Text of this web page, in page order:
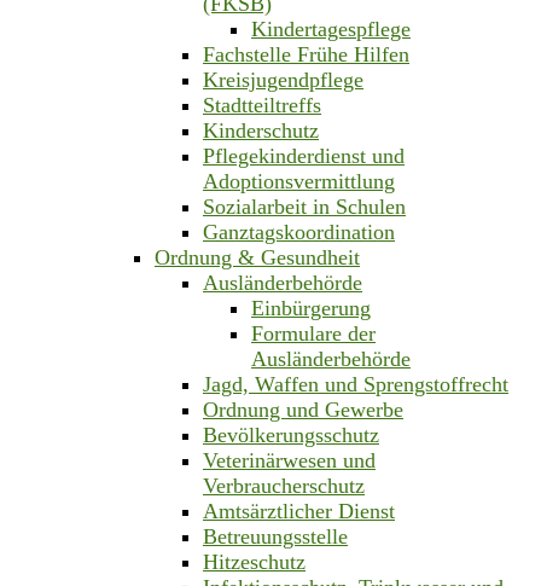
Kindertagespflege
Fachstelle Frühe Hilfen
Kreisjugendpflege
Stadtteiltreffs
Kinderschutz
Pflegekinderdienst und
Adoptionsvermittlung
Sozialarbeit in Schulen
Ganztagskoordination
Ordnung & Gesundheit
Ausländerbehörde
Einbürgerung
Formulare der
Ausländerbehörde
Jagd, Waffen und Sprengstoffrecht
Ordnung und Gewerbe
Bevölkerungsschutz
Veterinärwesen und
Verbraucherschutz
Amtsärztlicher Dienst
Betreuungsstelle
Hitzeschutz